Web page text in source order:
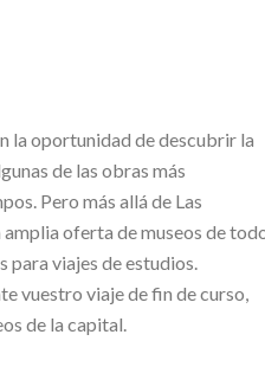
la oportunidad de descubrir la
de las obras más
Pero más allá de Las
oferta de museos de
para viajes de estudios.
vuestro viaje de fin de curso,
de la capital.